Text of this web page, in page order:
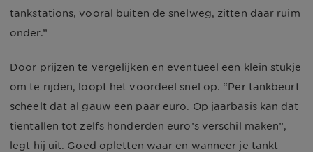
tankstations, vooral buiten de snelweg, zitten daar ruim
onder.”
Door prijzen te vergelijken en eventueel een klein stukje
om te rijden, loopt het voordeel snel op. “Per tankbeurt
scheelt dat al gauw een paar euro. Op jaarbasis kan dat
tientallen tot zelfs honderden euro’s verschil maken”,
legt hij uit. Goed opletten waar en wanneer je tankt